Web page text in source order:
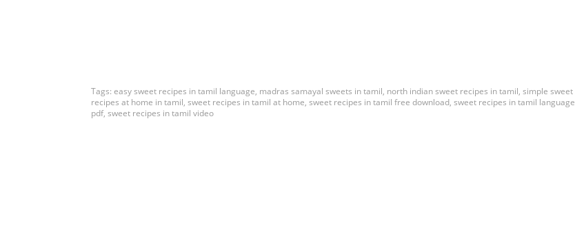
Tags: easy sweet recipes in tamil language, madras samayal sweets in tamil, north indian sweet recipes in tamil, simple sweet
recipes at home in tamil, sweet recipes in tamil at home, sweet recipes in tamil free download, sweet recipes in tamil language
pdf, sweet recipes in tamil video